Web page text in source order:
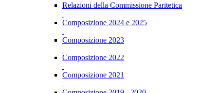
Relazioni della Commissione Paritetica
Composizione 2024 e 2025
Composizione 2023
Composizione 2022
Composizione 2021